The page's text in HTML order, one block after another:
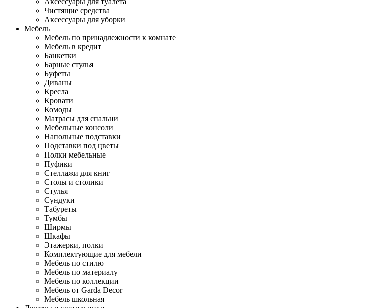
Чистящие средства
Аксессуары для уборки
Мебель
Мебель по принадлежности к комнате
Мебель в кредит
Банкетки
Барные стулья
Буфеты
Диваны
Кресла
Кровати
Комоды
Матрасы для спальни
Мебельные консоли
Напольные подставки
Подставки под цветы
Полки мебельные
Пуфики
Стеллажи для книг
Столы и столики
Стулья
Сундуки
Табуреты
Тумбы
Ширмы
Шкафы
Этажерки, полки
Комплектующие для мебели
Мебель по стилю
Мебель по материалу
Мебель по коллекции
Мебель от Garda Decor
Мебель школьная